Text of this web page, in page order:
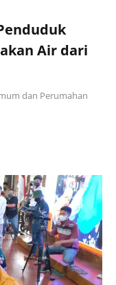
Air dari
dan Perumahan